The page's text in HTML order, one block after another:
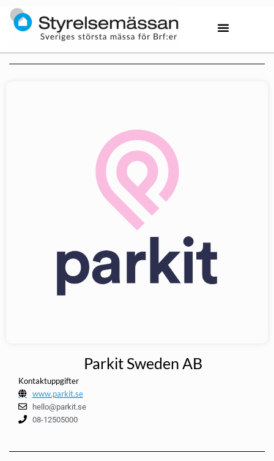
Parkit Sweden AB
Kontaktuppgifter
www.parkit.se
hello@parkit.se
08-12505000